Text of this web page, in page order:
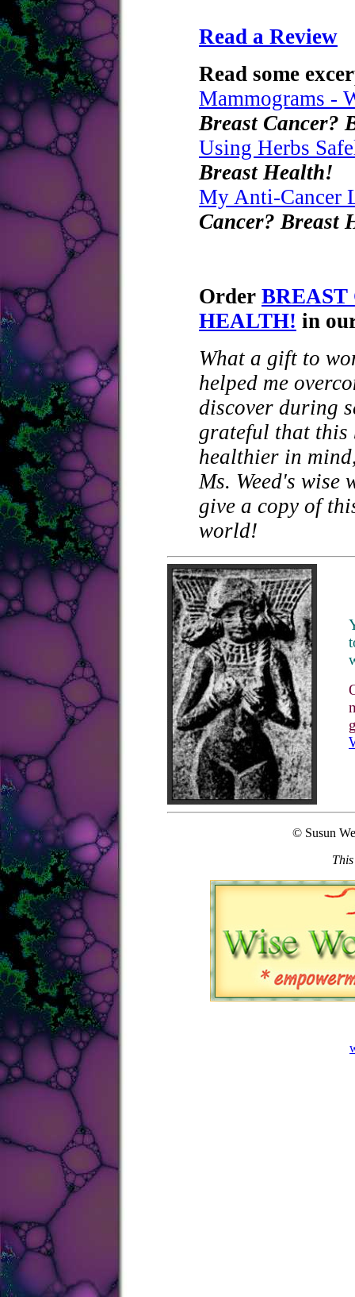
Read a Review
Read some
Mammograms -
Breast Cancer?
Using Herbs
Breast Health!
My Anti-Cancer
Cancer? Breast
Order BREAST
HEALTH! in
What a gift to
helped me
discover during
grateful that this
healthier in
Ms. Weed's
give a copy of
world!
© Susun